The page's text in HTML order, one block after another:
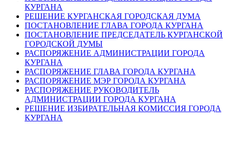
КУРГАНА
РЕШЕНИЕ КУРГАНСКАЯ ГОРОДСКАЯ ДУМА
ПОСТАНОВЛЕНИЕ ГЛАВА ГОРОДА КУРГАНА
ПОСТАНОВЛЕНИЕ ПРЕДСЕДАТЕЛЬ КУРГАНСКОЙ
ГОРОДСКОЙ ДУМЫ
РАСПОРЯЖЕНИЕ АДМИНИСТРАЦИИ ГОРОДА
КУРГАНА
РАСПОРЯЖЕНИЕ ГЛАВА ГОРОДА КУРГАНА
РАСПОРЯЖЕНИЕ МЭР ГОРОДА КУРГАНА
РАСПОРЯЖЕНИЕ РУКОВОДИТЕЛЬ
АДМИНИСТРАЦИИ ГОРОДА КУРГАНА
РЕШЕНИЕ ИЗБИРАТЕЛЬНАЯ КОМИССИЯ ГОРОДА
КУРГАНА